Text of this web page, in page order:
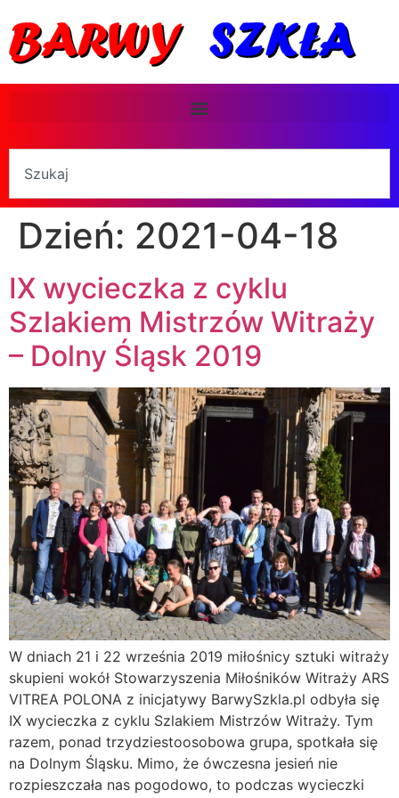
Dzień: 2021-04-18
IX wycieczka z cyklu
Szlakiem Mistrzów Witraży
– Dolny Śląsk 2019
W dniach 21 i 22 września 2019 miłośnicy sztuki witraży
skupieni wokół Stowarzyszenia Miłośników Witraży ARS
VITREA POLONA z inicjatywy BarwySzkla.pl odbyła się
IX wycieczka z cyklu Szlakiem Mistrzów Witraży. Tym
razem, ponad trzydziestoosobowa grupa, spotkała się
na Dolnym Śląsku. Mimo, że ówczesna jesień nie
rozpieszczała nas pogodowo, to podczas wycieczki